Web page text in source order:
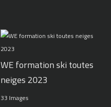
WE formation ski toutes
neiges 2023
33 Images